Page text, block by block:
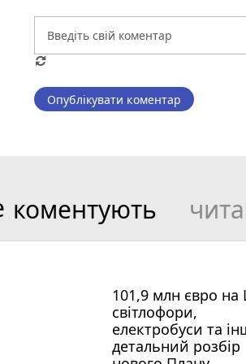
Опублікувати коментар
коментують
101,9 млн євро на
світлофори,
електробуси та
детальний розбір